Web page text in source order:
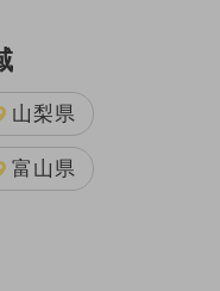
山梨県
富山県